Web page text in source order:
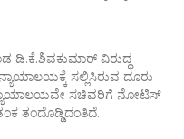
ಡಿ.ಕೆ.ಶಿವಕುಮಾರ್‌ ವಿರುದ್ಧ
ಸಲ್ಲಿಸಿರುವ ದೂರು
ನ್ಯಾಯಾಲಯವೇ ಸಚಿವರಿಗೆ ನೋಟಿಸ್‌
ತಂದೊಡ್ಡಿದಂತಿದೆ.